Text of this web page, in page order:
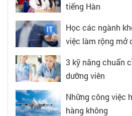
tiếng Hàn
Học các ngành
việc làm rộng mở
3 kỹ năng chuẩn
dưỡng viên
Những công việc
hàng không